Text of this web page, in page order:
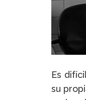
Es
su